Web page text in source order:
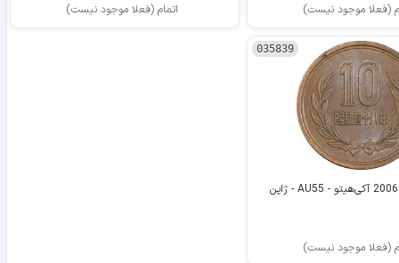
(فعلا موجود نیست) اتمام (فعلا موجود نیست)
035839
(فعلا موجود نیست)